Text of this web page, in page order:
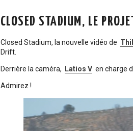
CLOSED STADIUM, LE
Closed Stadium, la nouvelle vidéo de
Drift.
Derrière la caméra, Latios V en charge
Admirez !